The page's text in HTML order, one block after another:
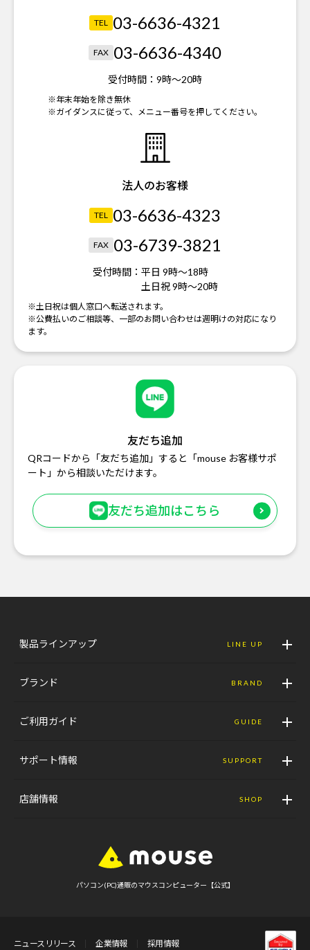
TEL 03-6636-4321
FAX 03-6636-4340
受付時間： 9時～20時
※年末年始を除き無休
※ガイダンスに従って、メニュー番号を押してください。
法人のお客様
TEL 03-6636-4323
FAX 03-6739-3821
受付時間： 平日 9時～18時
土日祝 9時～20時
※土日祝は個人窓口へ転送されます。
※公費払いのご相談等、一部のお問い合わせは週明けの対応になり
ます。
友だち追加
QRコードから「友だち追加」すると「mouse お客様サポ
ート」から相談いただけます。
友だち追加はこちら
製品ラインアップ LINE UP
ブランド BRAND
ご利用ガイド GUIDE
サポート情報 SUPPORT
店舗情報 SHOP
パソコン(PC)通販のマウスコンピューター【公式】
ニュースリリース 企業情報 採用情報